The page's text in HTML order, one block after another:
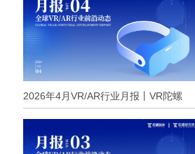
2026年4月VR/AR行业月报丨VR陀螺